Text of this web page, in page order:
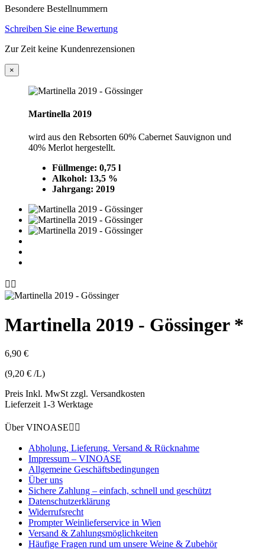
Besondere Bestellnummern
Schreiben Sie eine Bewertung
Zur Zeit keine Kundenrezensionen
×
Martinella 2019
wird aus den Rebsorten 60% Cabernet Sauvignon und
40% Merlot hergestellt.
Füllmenge: 0,75 l
Alkohol: 13,5 %
Jahrgang: 2019
 
Martinella 2019 - Gössinger *
6,90 €
(9,20 € /L)
Preis Inkl. MwSt zzgl. Versandkosten
Lieferzeit 1-3 Werktage
Über VINOASE 
Abholung, Lieferung, Versand & Rücknahme
Impressum – VINOASE
Allgemeine Geschäftsbedingungen
Über uns
Sichere Zahlung – einfach, schnell und geschützt
Datenschutzerklärung
Widerrufsrecht
Prompter Weinlieferservice in Wien
Versand & Zahlungsmöglichkeiten
Häufige Fragen rund um unsere Weine & Zubehör